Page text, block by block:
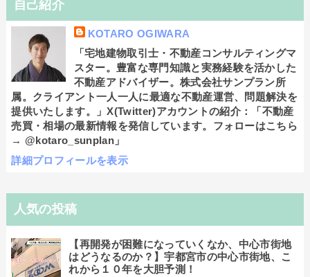
自己紹介
KOTARO OGIWARA
「宅地建物取引士・不動産コンサルティングマ
スター。豊富な専門知識と実務経験を活かした
不動産アドバイザー。株式会社サンプラン所
属。クライアント一人一人に最適な不動産運営、問題解決を
提供いたします。」X(Twitter)アカウントの紹介：「不動産
売買・相場の最新情報を発信しています。フォローはこちら
→ @kotaro_sunplan」
詳細プロフィールを表示
人気の投稿
【再開発が困難になっていくなか、中心市街地
はどうなるのか？】宇都宮市の中心市街地、こ
れから１０年を大胆予測！